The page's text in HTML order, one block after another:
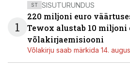
1
ST SISUTURUNDUS
220 miljoni euro
Tewox alustab 10 miljoni
võlakirjaemisiooni
Võlakirju saab märkida 14.